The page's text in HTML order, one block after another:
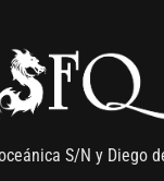
S/N y Diego